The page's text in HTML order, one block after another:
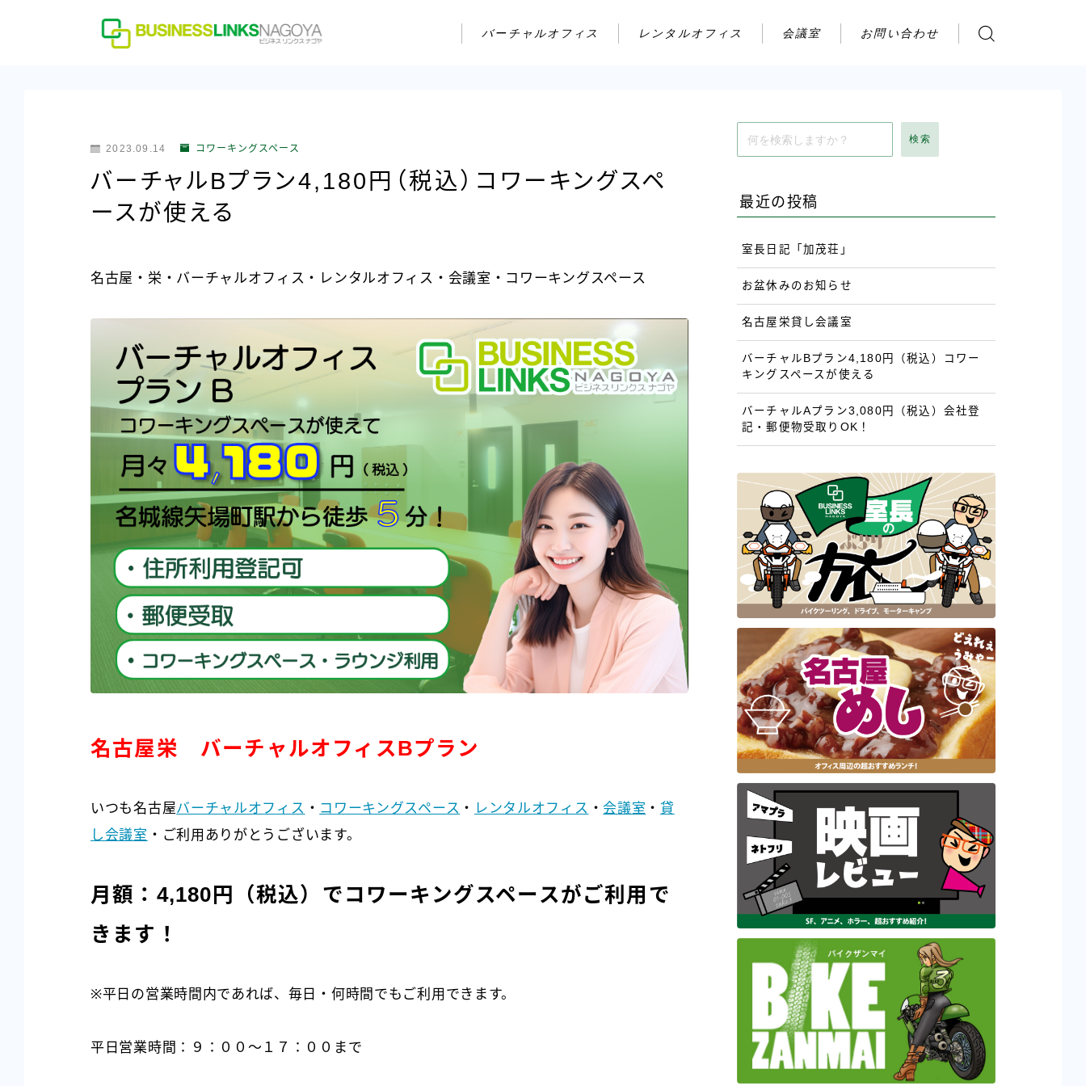
バーチャルオフィス レンタルオフィス 会議室 お問い合わせ
アクセス
2023.09.14 コワーキングスペース
バーチャルBプラン4,180円（税込）コワーキングスペ
ースが使える
名古屋・栄・バーチャルオフィス・レンタルオフィス・会議室・コワーキングスペース
名古屋栄 バーチャルオフィスBプラン
いつも名古屋バーチャルオフィス ・ コワーキングスペース ・ レンタルオフィス ・会議室 ・貸
し会議室 ・ご利用ありがとうございます。
月額：4,180円（税込）でコワーキングスペースがご利用で
きます！
※平日の営業時間内であれば、毎日・何時間でもご利用できます。
平日営業時間：９：００～１７：００まで
検索
最近の投稿
室長日記「加茂荘」
お盆休みのお知らせ
名古屋栄貸し会議室
バーチャルBプラン4,180円（税込）コワー
キングスペースが使える
バーチャルAプラン3,080円（税込）会社登
記・郵便物受取りOK！